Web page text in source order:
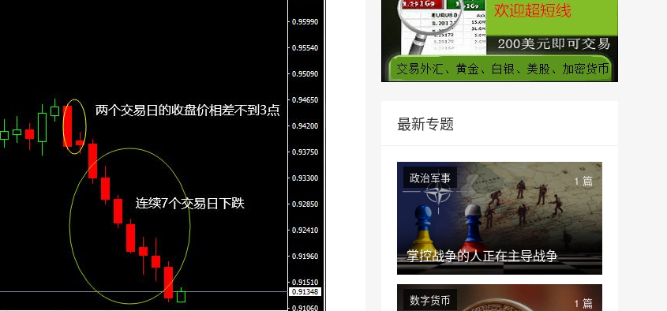
最新专题
掌控战争的人正在主导战争
政治军事 1 篇
数字货币 1 篇